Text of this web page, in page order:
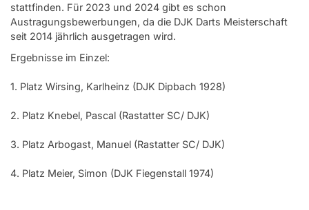
stattfinden. Für 2023 und 2024 gibt es schon
Austragungsbewerbungen, da die DJK Darts Meisterschaft
seit 2014 jährlich ausgetragen wird.
Ergebnisse im Einzel:
1. Platz Wirsing, Karlheinz (DJK Dipbach 1928)
2. Platz Knebel, Pascal (Rastatter SC/ DJK)
3. Platz Arbogast, Manuel (Rastatter SC/ DJK)
4. Platz Meier, Simon (DJK Fiegenstall 1974)